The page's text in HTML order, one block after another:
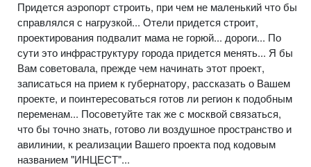
Придется аэропорт строить, при чем не маленький что бы
справлялся с нагрузкой... Отели придется строит,
проектирования подвалит мама не горюй... дороги... По
сути это инфраструктуру города придется менять... Я бы
Вам советовала, прежде чем начинать этот проект,
записаться на прием к губернатору, рассказать о Вашем
проекте, и поинтересоваться готов ли регион к подобным
переменам... Посоветуйте так же с москвой связаться,
что бы точно знать, готово ли воздушное пространство и
авилинии, к реализации Вашего проекта под кодовым
названием "ИНЦЕСТ"...